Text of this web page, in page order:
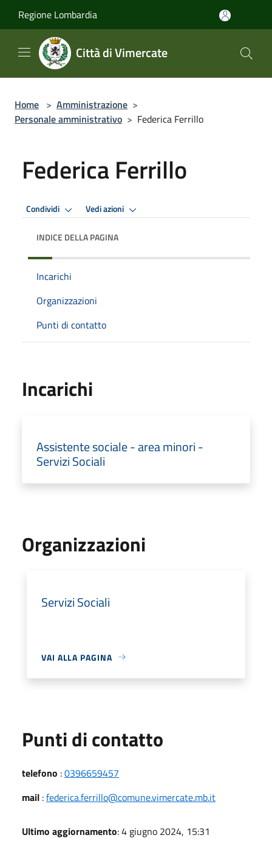
Regione Lombardia
Città di Vimercate
Home > Amministrazione >
Personale amministrativo > Federica Ferrillo
Federica Ferrillo
Condividi Vedi azioni
INDICE DELLA PAGINA
Incarichi
Organizzazioni
Punti di contatto
Incarichi
Assistente sociale - area minori -
Servizi Sociali
Organizzazioni
Servizi Sociali
VAI ALLA PAGINA
Punti di contatto
telefono :0396659457
mail :federica.ferrillo@comune.vimercate.mb.it
Ultimo aggiornamento: 4 giugno 2024, 15:31